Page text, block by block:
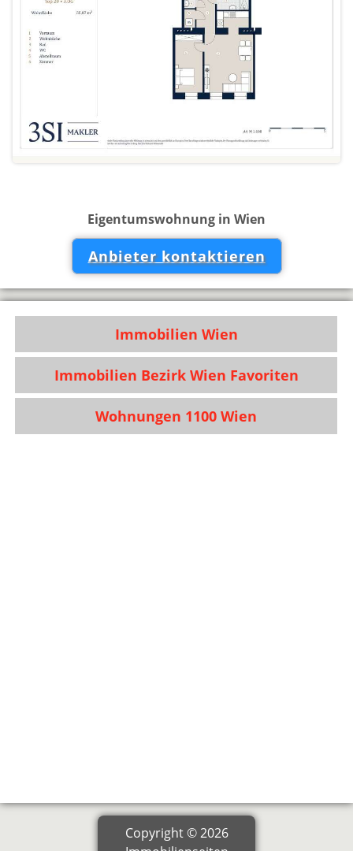
Eigentumswohnung in Wien
Anbieter kontaktieren
Immobilien Wien
Immobilien Bezirk Wien Favoriten
Wohnungen 1100 Wien
Copyright © 2026